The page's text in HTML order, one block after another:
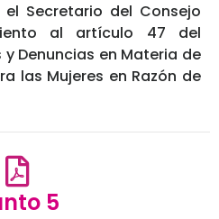
Secretario del Consejo
al artículo 47 del
Denuncias en Materia de
las Mujeres en Razón de
5